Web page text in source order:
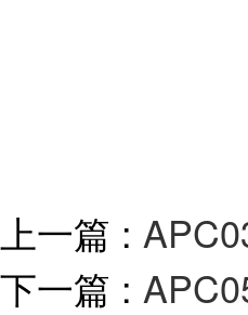
上一篇 :
下一篇 :